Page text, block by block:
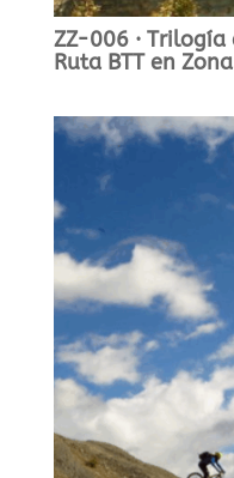
ZZ-006 · Trilogía
Ruta BTT en